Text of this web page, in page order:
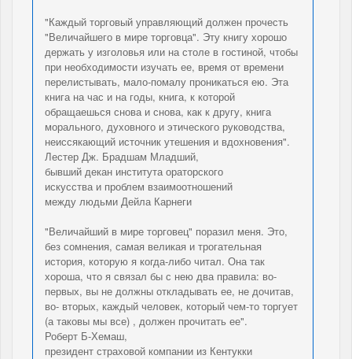
"Каждый торговый управляющий должен прочесть
"Величайшего в мире торговца". Эту книгу хорошо
держать у изголовья или на столе в гостиной, чтобы
при необходимости изучать ее, время от времени
перелистывать, мало-помалу проникаться ею. Эта
книга на час и на годы, книга, к которой
обращаешься снова и снова, как к другу, книга
морального, духовного и этического руководства,
неиссякающий источник утешения и вдохновения".
Лестер Дж. Брадшам Младший,
бывший декан института ораторского
искусства и проблем взаимоотношений
между людьми Дейла Карнеги
"Величайший в мире торговец" поразил меня. Это,
без сомнения, самая великая и трогательная
история, которую я когда-либо читал. Она так
хороша, что я связал бы с нею два правила: во-
первых, вы не должны откладывать ее, не дочитав,
во- вторых, каждый человек, который чем-то торгует
(а таковы мы все) , должен прочитать ее".
Роберт Б-Хемаш,
президент страховой компании из Кентукки